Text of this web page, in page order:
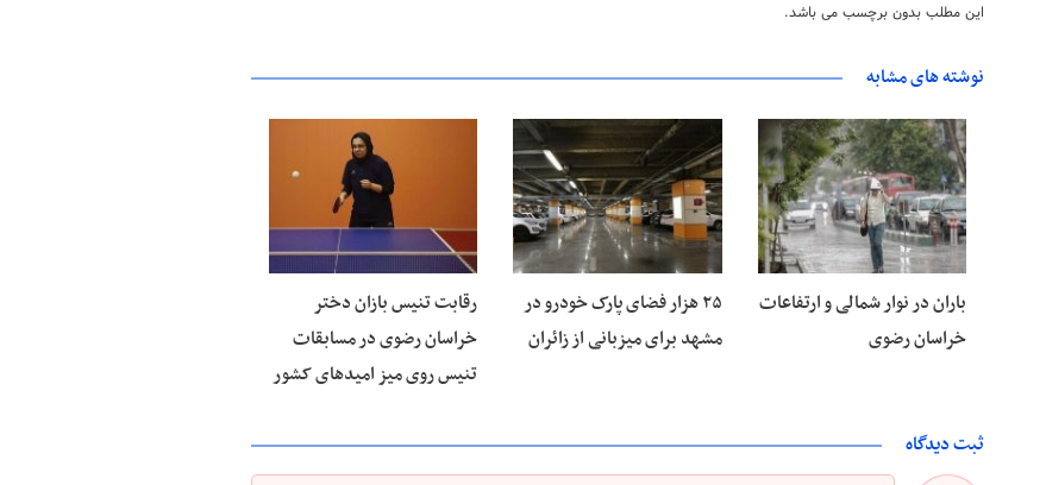
این مطلب بدون برچسب می باشد.
نوشته های مشابه
۱۵ مرداد ۱۴۰۵
باران در نوار شمالی و ارتفاعات
خراسان رضوی
۱۵ مرداد ۱۴۰۵
۲۵ هزار فضای پارک خودرو در
مشهد برای میزبانی از زائران
رقابت تنیس بازان دختر
خراسان رضوی در مسابقات
تنیس روی میز امیدهای کشور
ثبت دیدگاه